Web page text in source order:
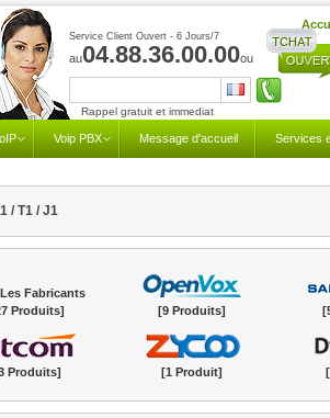
Service Client Ouvert - 6 Jours/7
au04.88.36.00.00ou
Rappel gratuit et immediat
Voip PBX Message d'accueil Services
/ T1 / J1
Fabricants
Produits]
[9 Produits]
Produits] [1 Produit]